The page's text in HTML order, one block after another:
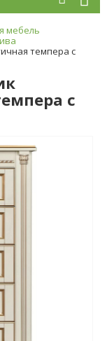
мебель
темпера с
с